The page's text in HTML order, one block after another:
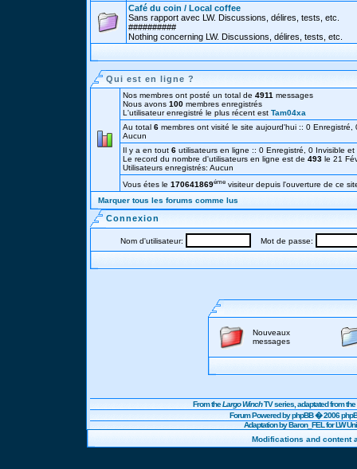
Café du coin / Local coffee
Sans rapport avec LW. Discussions, délires, tests, etc.
##########
Nothing concerning LW. Discussions, délires, tests, etc.
Qui est en ligne ?
Nos membres ont posté un total de 4911 messages
Nous avons 100 membres enregistrés
L'utilisateur enregistré le plus récent est Tam04xa
Au total 6 membres ont visité le site aujourd'hui :: 0 Enregistré,
Aucun
Il y a en tout 6 utilisateurs en ligne :: 0 Enregistré, 0 Invisible
Le record du nombre d'utilisateurs en ligne est de 493 le 21
Utilisateurs enregistrés: Aucun
Vous étes le 170641869éme visiteur depuis l'ouverture de ce
Marquer tous les forums comme lus
Connexion
Nom d'utilisateur: Mot de passe:
Nouveaux
messages
From theLargo WinchTV series, adaptated from
Forum Powered byphpBB� 2006
Adaptation by Baron_FEL for LW
Modifications and content